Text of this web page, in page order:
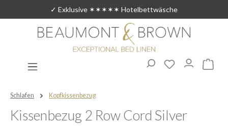
Zum Hauptinhalt springen✓ Exklusive ✶✶✶✶✶ Hotelbettwäsche
Du hast 0
Schlafen Kopfkissenbezug
Kissenbezug 2 Row Cord Silver